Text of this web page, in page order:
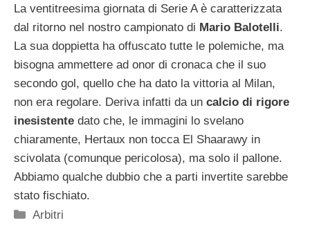
La ventitreesima giornata di Serie A è caratterizzata
dal ritorno nel nostro campionato di Mario Balotelli.
La sua doppietta ha offuscato tutte le polemiche, ma
bisogna ammettere ad onor di cronaca che il suo
secondo gol, quello che ha dato la vittoria al Milan,
non era regolare. Deriva infatti da un calcio di rigore
inesistente dato che, le immagini lo svelano
chiaramente, Hertaux non tocca El Shaarawy in
scivolata (comunque pericolosa), ma solo il pallone.
Abbiamo qualche dubbio che a parti invertite sarebbe
stato fischiato.
Categorie
Arbitri